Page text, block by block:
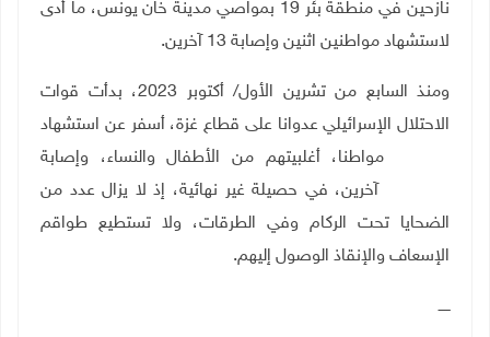
نازحين في منطقة بئر 19 بمواصي مدينة خان يونس، ما أدى
لاستشهاد مواطنين اثنين وإصابة 13 آخرين.
ومنذ السابع من تشرين الأول/ أكتوبر 2023، بدأت قوات
الاحتلال الإسرائيلي عدوانا على قطاع غزة، أسفر عن استشهاد
54,981 مواطنا، أغلبيتهم من الأطفال والنساء، وإصابة
126,920 آخرين، في حصيلة غير نهائية، إذ لا يزال عدد من
الضحايا تحت الركام وفي الطرقات، ولا تستطيع طواقم
الإسعاف والإنقاذ الوصول إليهم.
ـــــ